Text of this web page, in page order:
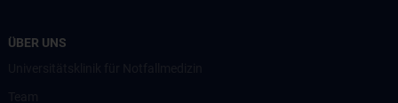
ÜBER UNS